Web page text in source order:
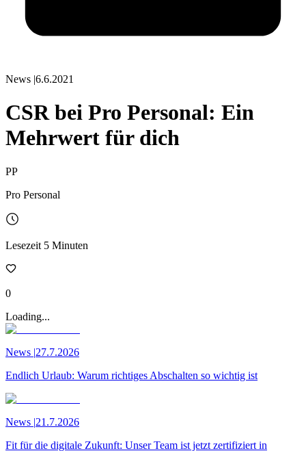
News |6.6.2021
CSR bei Pro Personal: Ein
Mehrwert für dich
PP
Pro Personal
Lesezeit 5 Minuten
0
Loading...
News |27.7.2026
Endlich Urlaub: Warum richtiges Abschalten so wichtig ist
News |21.7.2026
Fit für die digitale Zukunft: Unser Team ist jetzt zertifiziert in